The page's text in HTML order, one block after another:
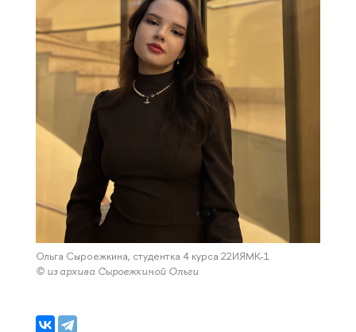
Ольга Сыроежкина, студентка 4 курса 22ИЯМК-1
© из архива Сыроежкиной Ольги